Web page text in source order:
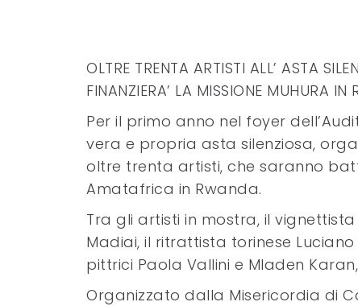
OLTRE TRENTA ARTISTI ALL’ ASTA
FINANZIERA’ LA MISSIONE MUHURA IN
Per il primo anno nel foyer
vera e propria asta silenziosa,
oltre trenta artisti, che saranno
Amatafrica in Rwanda.
Tra gli artisti in mostra, il
Madiai, il ritrattista torinese
pittrici Paola Vallini e Mladen
Organizzato dalla Misericordia di